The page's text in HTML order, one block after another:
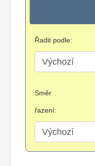
Řadit podle:
Směr
řazení: